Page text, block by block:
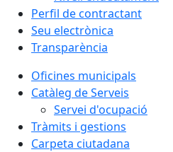
Perfil de contractant
Seu electrònica
Transparència
Oficines municipals
Catàleg de Serveis
Servei d'ocupació
Tràmits i gestions
Carpeta ciutadana